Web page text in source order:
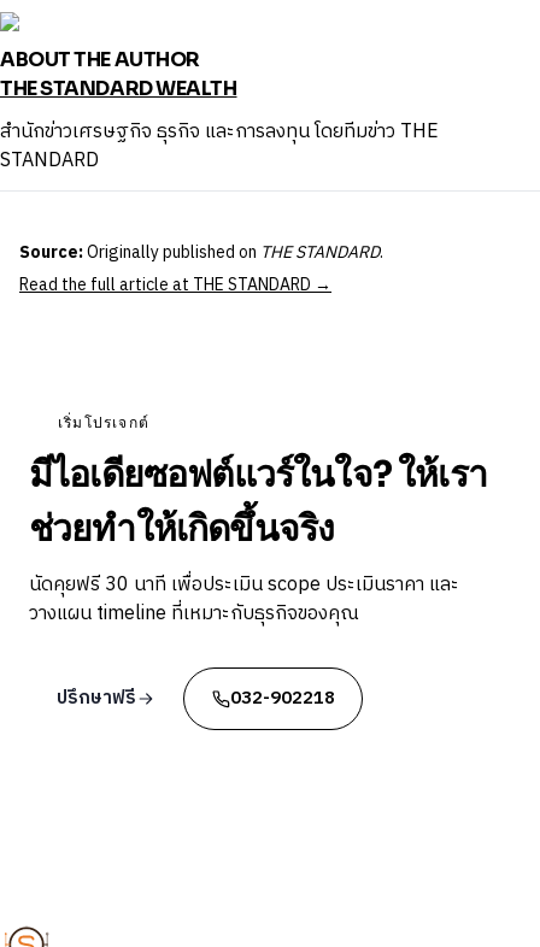
ABOUT THE AUTHOR
THE STANDARD WEALTH
สำนักข่าวเศรษฐกิจ ธุรกิจ และการลงทุน โดยทีมข่าว THE
STANDARD
Source:Originally published on THE STANDARD.
Read the full article at THE STANDARD →
เริ่มโปรเจกต์
มีไอเดียซอฟต์แวร์ในใจ? ให้เรา
ช่วยทำให้เกิดขึ้นจริง
นัดคุยฟรี 30 นาที เพื่อประเมิน scope ประเมินราคา และ
วางแผน timeline ที่เหมาะกับธุรกิจของคุณ
ปรึกษาฟรี 032-902218